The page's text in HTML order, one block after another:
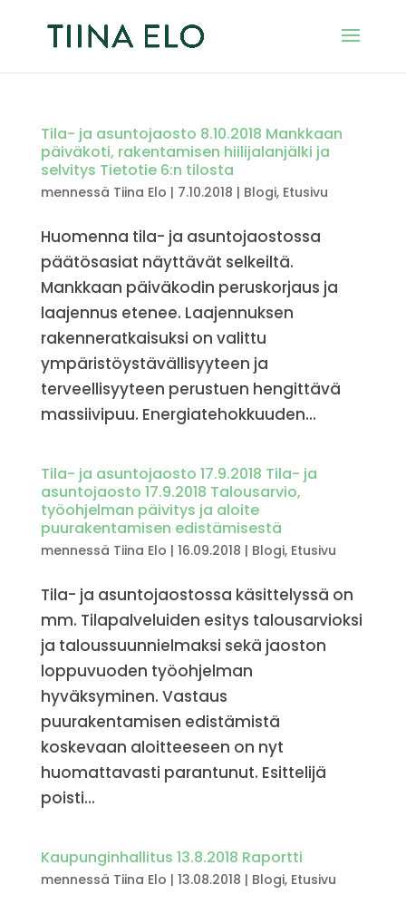
Tila- ja asuntojaosto 8.10.2018 Mankkaan
päiväkoti, rakentamisen hiilijalanjälki ja
selvitys Tietotie 6:n tilosta
mennessä Tiina Elo | 7.10.2018 | Blogi, Etusivu
Huomenna tila- ja asuntojaostossa
päätösasiat näyttävät selkeiltä.
Mankkaan päiväkodin peruskorjaus ja
laajennus etenee. Laajennuksen
rakenneratkaisuksi on valittu
ympäristöystävällisyyteen ja
terveellisyyteen perustuen hengittävä
massiivipuu. Energiatehokkuuden...
Tila- ja asuntojaosto 17.9.2018 Tila- ja
asuntojaosto 17.9.2018 Talousarvio,
työohjelman päivitys ja aloite
puurakentamisen edistämisestä
mennessä Tiina Elo | 16.09.2018 | Blogi, Etusivu
Tila- ja asuntojaostossa käsittelyssä on
mm. Tilapalveluiden esitys talousarvioksi
ja taloussuunnielmaksi sekä jaoston
loppuvuoden työohjelman
hyväksyminen. Vastaus
puurakentamisen edistämistä
koskevaan aloitteeseen on nyt
huomattavasti parantunut. Esittelijä
poisti...
Kaupunginhallitus 13.8.2018 Raportti
mennessä Tiina Elo | 13.08.2018 | Blogi, Etusivu